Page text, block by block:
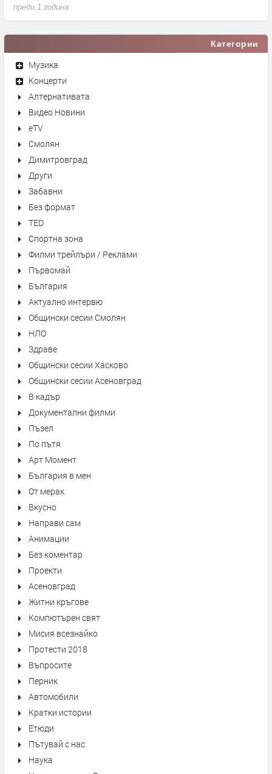
преди 1 година
Категории
Музика
Концерти
Алтернативата
Видео Новини
eTV
Смолян
Димитровград
Други
Забавни
Без формат
TED
Спортна зона
Филми трейлъри / Реклами
Първомай
България
Актуално интервю
Общински сесии Смолян
НЛО
Здраве
Общински сесии Хасково
Общински сесии Асеновград
В кадър
Документални филми
Пъзел
По пътя
Арт Момент
България в мен
От мерак
Вкусно
Направи сам
Анимации
Без коментар
Проекти
Асеновград
Житни кръгове
Компютърен свят
Мисия всезнайко
Протести 2018
Въпросите
Перник
Автомобили
Кратки истории
Етюди
Пътувай с нас
Наука